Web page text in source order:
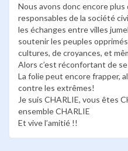
Nous avons donc encore
responsables de la société
les échanges entre villes
soutenir les peuples
cultures, de croyances, et
Alors c’est réconfortant de
La folie peut encore frapper,
contre les extrêmes!
Je suis CHARLIE, vous êtes
ensemble CHARLIE
Et vive l’amitié !!